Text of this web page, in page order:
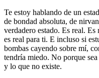
Te estoy hablando de un
de bondad absoluta, de
verdadero estado. Es real.
es real para ti. E incluso si
bombas cayendo sobre mí,
tendría miedo. No porque
y lo que no existe.